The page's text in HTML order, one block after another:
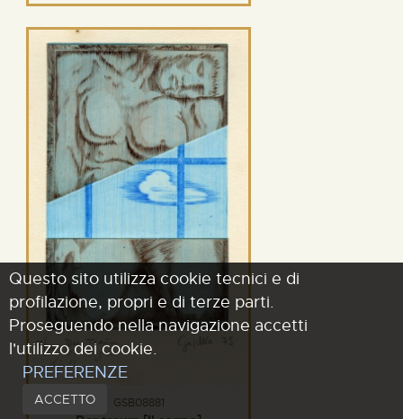
GSB08881
Questo sito utilizza cookie tecnici e di
profilazione, propri e di terze parti.
Proseguendo nella navigazione accetti
l'utilizzo dei cookie.
PREFERENZE
ACCETTO